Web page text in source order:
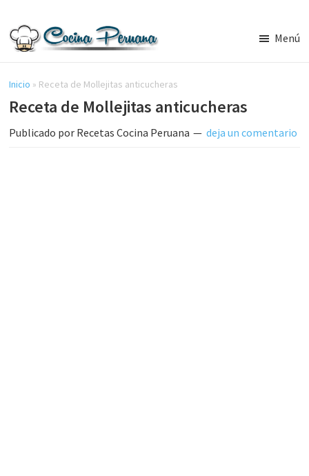
contenido
lateral
principal
Cocina
Peruana,
Recetas
de
Comida
Menú
Inicio » Receta de Mollejitas anticucheras
Receta de Mollejitas anticucheras
Publicado por Recetas Cocina Peruana deja un comentario